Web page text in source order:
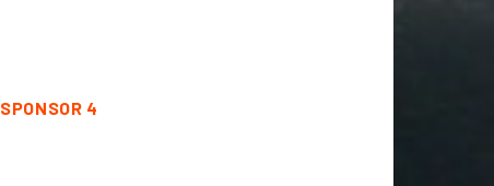
SPONSOR 4